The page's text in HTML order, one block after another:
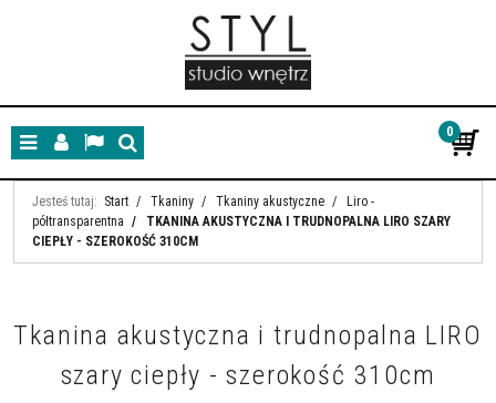
MenuPanelLangSzukaj
0
Jesteś tutaj: Start / Tkaniny / Tkaniny akustyczne /
Liro -
półtransparentna /
TKANINA AKUSTYCZNA I TRUDNOPALNA LIRO SZARY
CIEPŁY - SZEROKOŚĆ 310CM
Tkanina akustyczna i trudnopalna LIRO
szary ciepły - szerokość 310cm